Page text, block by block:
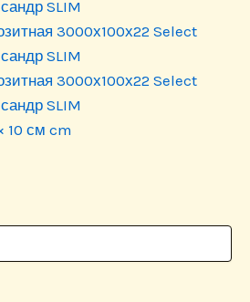
3000х100х22 Select
SLIM
3000х100х22 Select
SLIM
10 см cm